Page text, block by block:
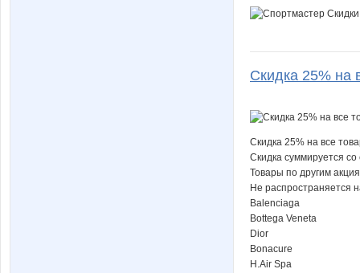
Скидка 25% на
Скидка 25% на все
Скидка суммируется
Товары по другим
Не распространяется
Balenciaga
Bottega Veneta
Dior
Bonacure
H.Air Spa